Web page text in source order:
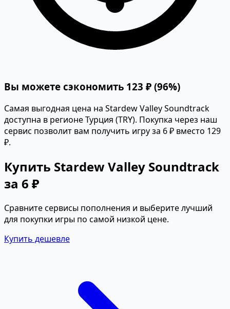
Вы можете сэкономить 123 ₽ (96%)
Самая выгодная цена на Stardew Valley Soundtrack
доступна в регионе Турция (TRY). Покупка через наш
сервис позволит вам получить игру за 6 ₽ вместо 129
₽.
Купить Stardew Valley Soundtrack
за 6 ₽
Сравните сервисы пополнения и выберите лучший
для покупки игры по самой низкой цене.
Купить дешевле